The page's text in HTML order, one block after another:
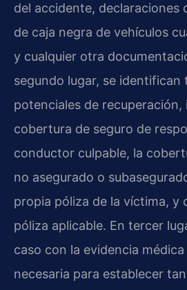
del accidente, declaraciones
de caja negra de vehículos
y cualquier otra
segundo lugar, se identifican
potenciales de recuperación,
cobertura de seguro de
conductor culpable, la
no asegurado o
propia póliza de la víctima, y
póliza aplicable. En tercer
caso con la evidencia
necesaria para establecer